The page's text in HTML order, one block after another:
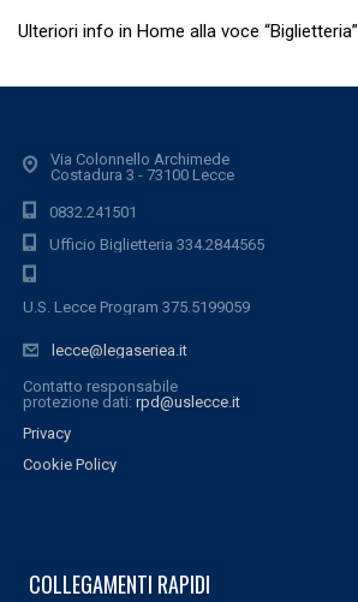
Ulteriori info in Home alla voce “Biglietteria”
Via Colonnello Archimede
Costadura 3 - 73100 Lecce
0832.241501
Ufficio Biglietteria 334.2844565
U.S. Lecce Program 375.5199059
lecce@legaseriea.it
Contatto responsabile
protezione dati: rpd@uslecce.it
Privacy
Cookie Policy
COLLEGAMENTI RAPIDI